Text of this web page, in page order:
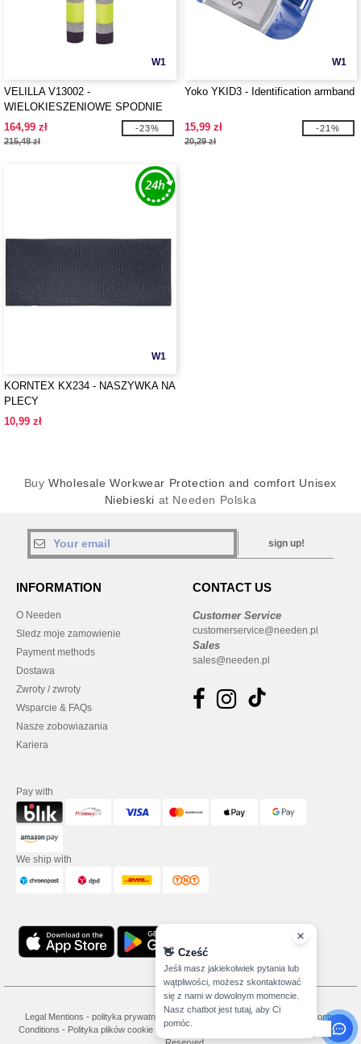
W1
VELILLA V13002 -
WIELOKIESZENIOWE SPODNIE
STRETCH
164,99 zł
215,48 zł
-23%
W1
Yoko YKID3 - Identification armband
15,99 zł
20,29 zł
-21%
W1
KORNTEX KX234 - NASZYWKA NA
PLECY
10,99 zł
BuyWholesale Workwear Protection and comfort Unisex
Niebieski at Needen Polska
sign up!
INFORMATION
O Needen
Sledz moje zamowienie
Payment methods
Dostawa
Zwroty / zwroty
Wsparcie & FAQs
Nasze zobowiazania
Kariera
CONTACT US
Customer Service
customerservice@needen.pl
Sales
sales@needen.pl
Pay with
We ship with
Legal Mentions - polityka prywatności Warunkami i Zasadami
General Contract
Conditions - Polityka plików cookie Site Map
Copyright 2026 needen.pl - All Rights
👋 Cześć
Jeśli masz jakiekolwiek pytania lub
wątpliwości, możesz skontaktować
się z nami w dowolnym momencie.
Nasz chatbot jest tutaj, aby Ci
pomóc.